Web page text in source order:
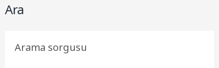
Ara
Arama sorgusu